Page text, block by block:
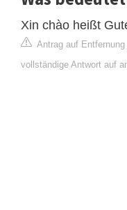
Xin chào heißt
Antrag auf
vollständige Antwort auf